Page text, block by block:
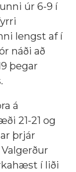
úr 6-9 í
lengst af í
náði að
þegar
á
21-21 og
þrjár
í liði